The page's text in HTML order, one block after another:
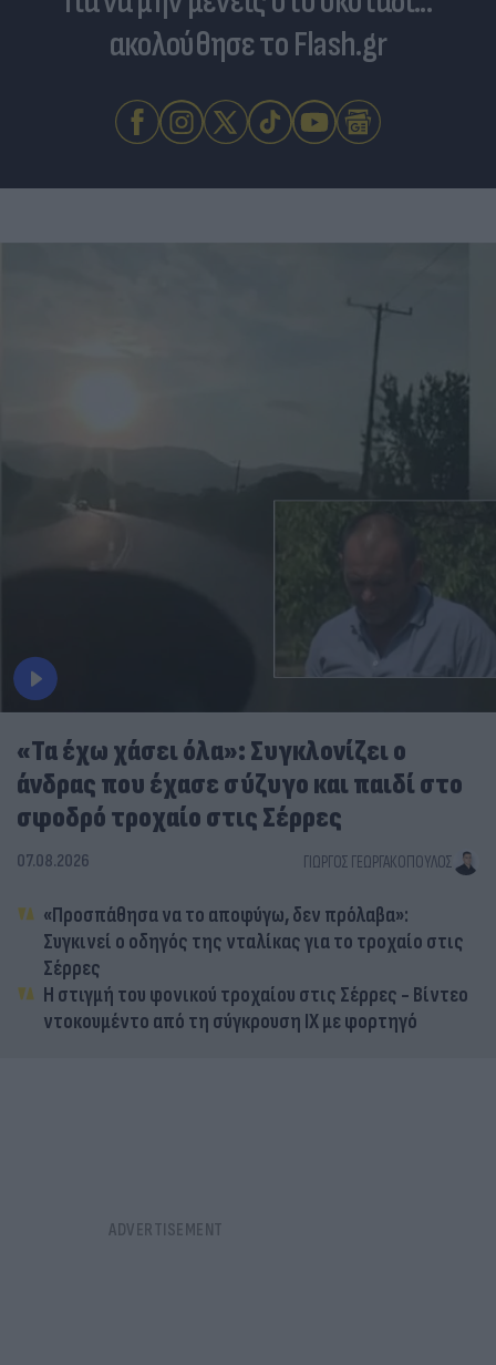
ακολούθησε το Flash.gr
«Τα έχω χάσει όλα»: Συγκλονίζει ο
άνδρας που έχασε σύζυγο και παιδί στο
σφοδρό τροχαίο στις Σέρρες
07.08.2026 ΓΙΏΡΓΟΣ ΓΕΩΡΓΑΚΌΠΟΥΛΟΣ
«Προσπάθησα να το αποφύγω, δεν πρόλαβα»:
Συγκινεί ο οδηγός της νταλίκας για το τροχαίο στις
Σέρρες
Η στιγμή του φονικού τροχαίου στις Σέρρες - Βίντεο
ντοκουμέντο από τη σύγκρουση ΙΧ με φορτηγό